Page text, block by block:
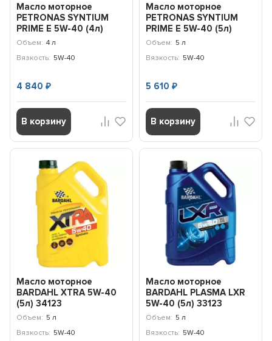
Масло моторное
PETRONAS SYNTIUM
PRIME E 5W-40 (4л)
71243K1YEU
Объем: 4 л
Вязкость: 5W-40
4 840₽
В корзину
Масло моторное
PETRONAS SYNTIUM
PRIME E 5W-40 (5л)
71243M12EU
Объем: 5 л
Вязкость: 5W-40
5 610 ₽
В корзину
Масло моторное
BARDAHL ХTRA 5W-40
(5л) 34123
Объем: 5 л
Вязкость: 5W-40
Масло моторное
BARDAHL PLASMA LXR
5W-40 (5л) 33123
Объем: 5 л
Вязкость: 5W-40